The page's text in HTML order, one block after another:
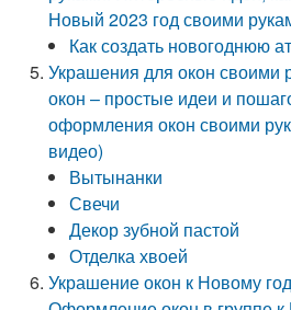
Новый 2023 год своими
Как создать новогоднюю
Украшения для окон своими
окон – простые идеи и
оформления окон своими
видео)
Вытынанки
Свечи
Декор зубной пастой
Отделка хвоей
Украшение окон к Новому